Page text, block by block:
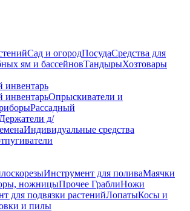
Сад и огородПосудаСредства для
ям и бассейновТандырыХозтовары
инвентарь
инвентарьОпрыскиватели и
Рассадный
Держатели д/
Индивидуальные средства
Инструмент для поливаМаячки
ножницыПрочее ГраблиНожи
для подвязки растенийЛопатыКосы и
и пилы